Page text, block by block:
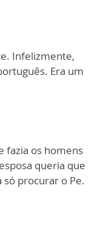
Infelizmente,
Era um
fazia os homens
queria que
só procurar o Pe.